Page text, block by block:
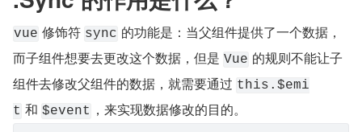
vue 修饰符 sync 的功能是：当父组件提供了一个数据，
而子组件想要去更改这个数据，但是 Vue 的规则不能让子
组件去修改父组件的数据，就需要通过 this.$emi
t 和 $event ，来实现数据修改的目的。